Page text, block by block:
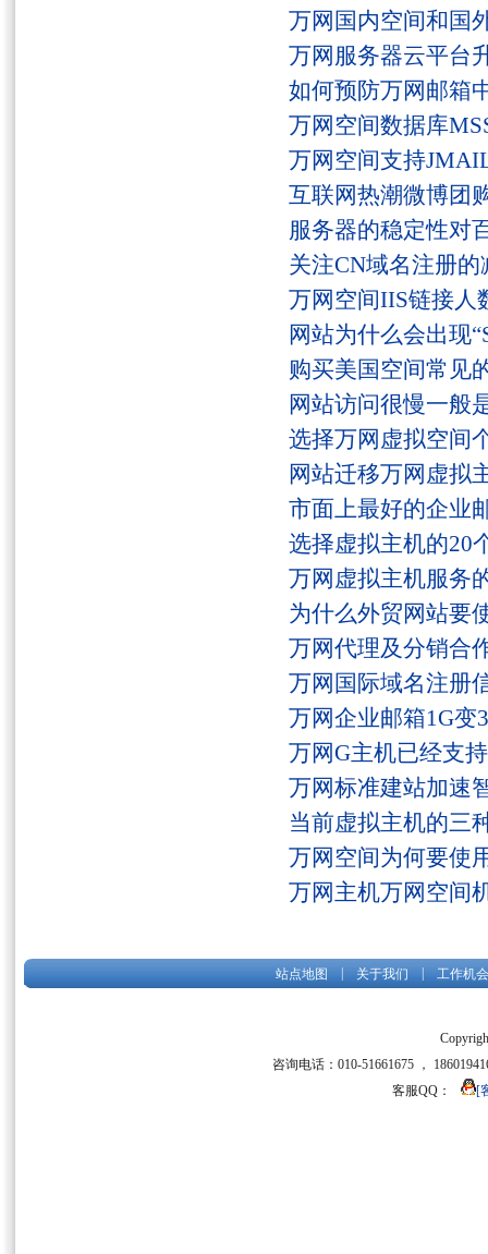
万网国内空间和国
万网服务器云平台
如何预防万网邮箱
万网空间数据库
万网空间支持
互联网热潮微博团
服务器的稳定性对
关注CN域名注册
万网空间IIS链接人
网站为什么会出现
购买美国空间常见
网站访问很慢一般
选择万网虚拟空间
网站迁移万网虚拟
市面上最好的企业
选择虚拟主机的20
万网虚拟主机服务
为什么外贸网站要
万网代理及分销合
万网国际域名注册
万网企业邮箱1G变
万网G主机已经支
万网标准建站加速
当前虚拟主机的三
万网空间为何要使
万网主机万网空间
站点地图 关于我们 工作机会
咨询电话：010-51661675 ，
客服QQ：
[